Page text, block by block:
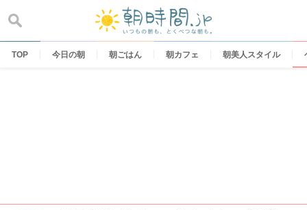
content
TOP 今日の朝 朝ごはん 朝カフェ 朝美人スタイル